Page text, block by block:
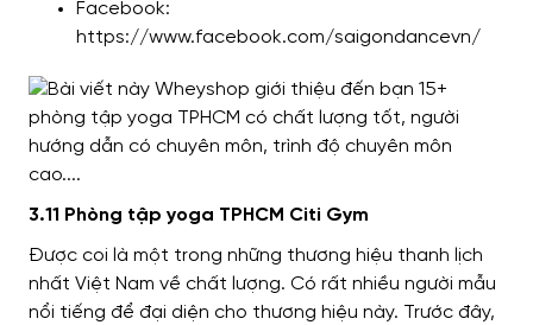
Facebook:
https://www.facebook.com/saigondancevn/
3.11 Phòng tập yoga TPHCM Citi Gym
Được coi là một trong những thương hiệu thanh lịch
nhất Việt Nam về chất lượng. Có rất nhiều người mẫu
nổi tiếng để đại diện cho thương hiệu này. Trước đây,